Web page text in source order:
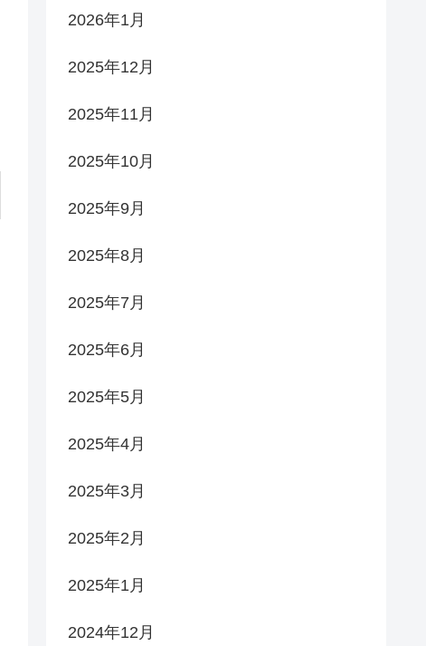
2026年1月
2025年12月
2025年11月
2025年10月
2025年9月
2025年8月
2025年7月
2025年6月
2025年5月
2025年4月
2025年3月
2025年2月
2025年1月
2024年12月